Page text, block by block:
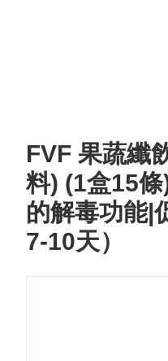
FVF 果蔬纖
料) (1盒15
的解毒功能|
7-10天）